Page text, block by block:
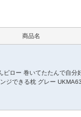
商品名
ジできる枕 グレー